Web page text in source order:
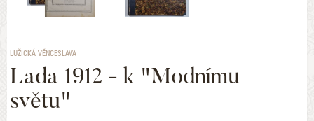
LUŽICKÁ VĚNCESLAVA
Lada 1912 - k "Modnímu
světu"